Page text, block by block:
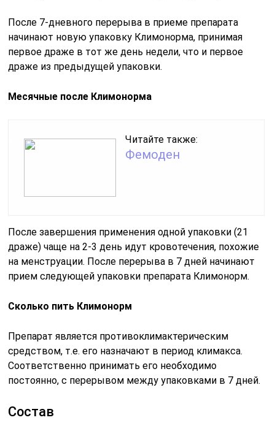
После 7-дневного перерыва в приеме препарата
начинают новую упаковку Климонорма, принимая
первое драже в тот же день недели, что и первое
драже из предыдущей упаковки.
Месячные после Климонорма
Читайте также:
Фемоден
После завершения применения одной упаковки (21
драже) чаще на 2-3 день идут кровотечения, похожие
на менструации. После перерыва в 7 дней начинают
прием следующей упаковки препарата Климонорм.
Сколько пить Климонорм
Препарат является противоклимактерическим
средством, т.е. его назначают в период климакса.
Соответственно принимать его необходимо
постоянно, с перерывом между упаковками в 7 дней.
Состав